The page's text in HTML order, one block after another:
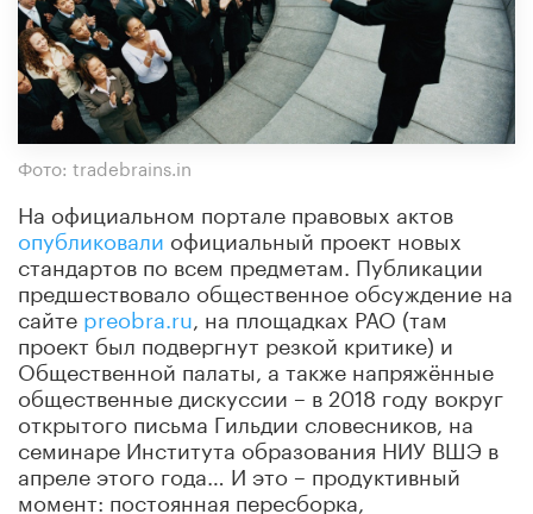
Фото: tradebrains.in
На официальном портале правовых актов
опубликовали официальный проект новых
стандартов по всем предметам. Публикации
предшествовало общественное обсуждение на
сайте preobra.ru , на площадках РАО (там
проект был подвергнут резкой критике) и
Общественной палаты, а также напряжённые
общественные дискуссии – в 2018 году вокруг
открытого письма Гильдии словесников, на
семинаре Института образования НИУ ВШЭ в
апреле этого года… И это – продуктивный
момент: постоянная пересборка,